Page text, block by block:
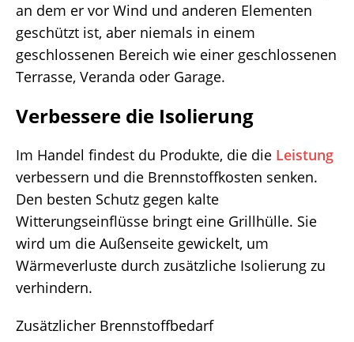
an dem er vor Wind und anderen Elementen
geschützt ist, aber niemals in einem
geschlossenen Bereich wie einer geschlossenen
Terrasse, Veranda oder Garage.
Verbessere die Isolierung
Im Handel findest du Produkte, die die Leistung
verbessern und die Brennstoffkosten senken.
Den besten Schutz gegen kalte
Witterungseinflüsse bringt eine Grillhülle. Sie
wird um die Außenseite gewickelt, um
Wärmeverluste durch zusätzliche Isolierung zu
verhindern.
Zusätzlicher Brennstoffbedarf